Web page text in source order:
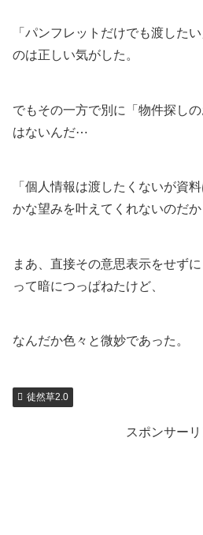
「パンフレットだけでも渡した
のは正しい気がした。
でもその一方で別に「物件探し
はないんだ⋯
「個人情報は渡したくないが資
かな望みを叶えてくれないのだか
まあ、直接その意思表示をせず
って暗につっぱねたけど、
なんだか色々と微妙であった。
徒然草2.0
スポンサーリ